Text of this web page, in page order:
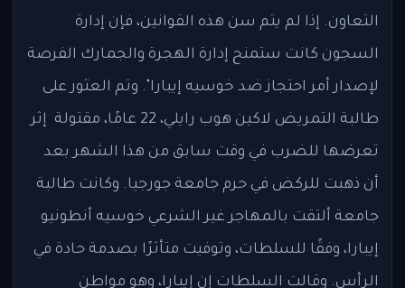
التعاون. إذا لم يتم سن هذه القوانين، فإن إدارة
السجون كانت ستمنح إدارة الهجرة والجمارك الفرصة
لإصدار أمر احتجاز ضد خوسيه إيبارا". وتم العثور على
طالبة التمريض لاكين هوب رايلي، 22 عامًا، مقتولة إثر
تعرضها للضرب في وقت سابق من هذا الشهر بعد
أن ذهبت للركض في حرم جامعة جورجيا. وكانت طالبة
جامعة ألتقت بالمهاجر غير الشرعي خوسيه أنطونيو
إيبارا، وفقًا للسلطات، وتوفيت متأثرًا بصدمة حادة في
الرأس. وقالت السلطات إن إيبارا، وهو مواطن